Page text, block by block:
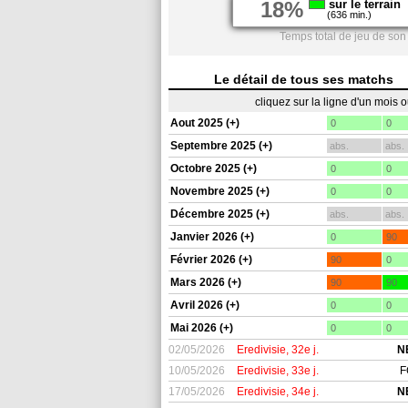
18% sur le terrain
(636 min.)
Temps total de jeu de
Le détail de tous ses matchs
cliquez sur la ligne d'un mois
Aout 2025 (+)
0 0
Septembre 2025 (+) abs. abs.
Octobre 2025 (+) 0 0
Novembre 2025 (+) 0 0
Décembre 2025 (+) abs. abs.
Janvier 2026 (+) 0 90
Février 2026 (+) 90 0
Mars 2026 (+) 90 90
Avril 2026 (+) 0 0
Mai 2026 (+) 0 0
02/05/2026 Eredivisie, 32e j.
10/05/2026
Eredivisie, 33e j.
17/05/2026
Eredivisie, 34e j.